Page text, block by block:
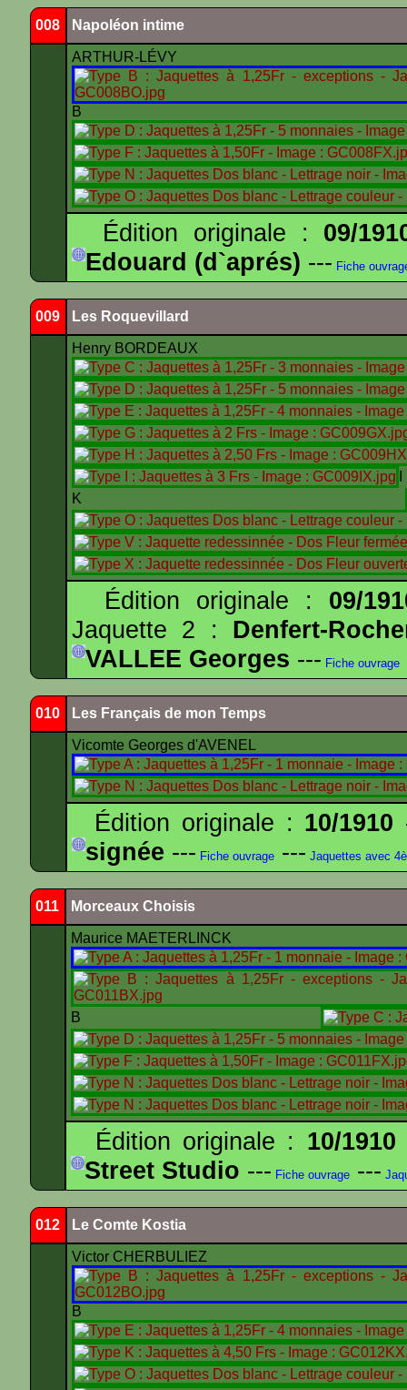
008 Napoléon intime
ARTHUR-LÉVY
B
Édition originale : 09/
Edouard (d`aprés) --- Fiche
009 Les Roquevillard
Henry BORDEAUX
K
Édition originale : 09/
Jaquette 2 : Denfert-
VALLEE Georges --- Fiche ouvrage
010 Les Français de mon Temps
Vicomte Georges d'AVENEL
Édition originale : 10/1910
signée --- Fiche ouvrage --- Jaquettes avec
011 Morceaux Choisis
Maurice MAETERLINCK
B
Édition originale : 10/1910
Street Studio --- Fiche ouvrage ---
012 Le Comte Kostia
Victor CHERBULIEZ
B